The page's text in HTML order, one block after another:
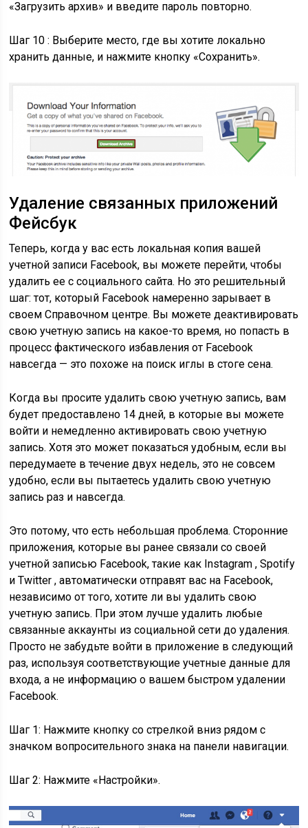
«Загрузить архив» и введите пароль повторно.
Шаг 10 : Выберите место, где вы хотите локально
хранить данные, и нажмите кнопку «Сохранить».
Удаление связанных приложений
Фейсбук
Теперь, когда у вас есть локальная копия вашей
учетной записи Facebook, вы можете перейти, чтобы
удалить ее с социального сайта. Но это решительный
шаг: тот, который Facebook намеренно зарывает в
своем Справочном центре. Вы можете деактивировать
свою учетную запись на какое-то время, но попасть в
процесс фактического избавления от Facebook
навсегда — это похоже на поиск иглы в стоге сена.
Когда вы просите удалить свою учетную запись, вам
будет предоставлено 14 дней, в которые вы можете
войти и немедленно активировать свою учетную
запись. Хотя это может показаться удобным, если вы
передумаете в течение двух недель, это не совсем
удобно, если вы пытаетесь удалить свою учетную
запись раз и навсегда.
Это потому, что есть небольшая проблема. Сторонние
приложения, которые вы ранее связали со своей
учетной записью Facebook, такие как Instagram , Spotify
и Twitter , автоматически отправят вас на Facebook,
независимо от того, хотите ли вы удалить свою
учетную запись. При этом лучше удалить любые
связанные аккаунты из социальной сети до удаления.
Просто не забудьте войти в приложение в следующий
раз, используя соответствующие учетные данные для
входа, а не информацию о вашем быстром удалении
Facebook.
Шаг 1: Нажмите кнопку со стрелкой вниз рядом с
значком вопросительного знака на панели навигации.
Шаг 2: Нажмите «Настройки».